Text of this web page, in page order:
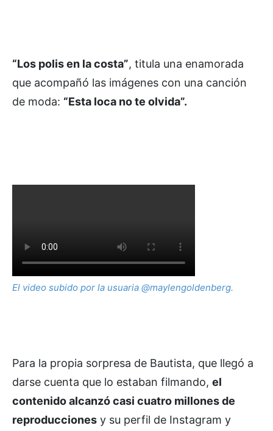
“Los polis en la costa”, titula una enamorada
que acompañó las imágenes con una canción
de moda: “Esta loca no te olvida”.
El video subido por la usuaria @maylengoldenberg.
Para la propia sorpresa de Bautista, que llegó a
darse cuenta que lo estaban filmando, el
contenido alcanzó casi cuatro millones de
reproducciones y su perfil de Instagram y